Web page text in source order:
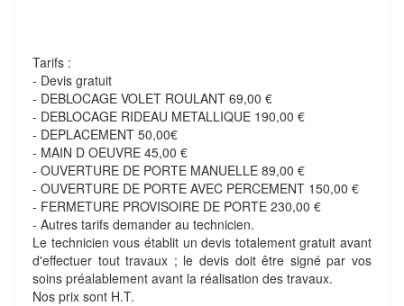
Tarifs :
- Devis gratuit
- DEBLOCAGE VOLET ROULANT 69,00 €
- DEBLOCAGE RIDEAU METALLIQUE 190,00 €
- DEPLACEMENT 50,00€
- MAIN D OEUVRE 45,00 €
- OUVERTURE DE PORTE MANUELLE 89,00 €
- OUVERTURE DE PORTE AVEC PERCEMENT 150,00 €
- FERMETURE PROVISOIRE DE PORTE 230,00 €
- Autres tarifs demander au technicien.
Le technicien vous établit un devis totalement gratuit avant
d'effectuer tout travaux ; le devis doit être signé par vos
soins préalablement avant la réalisation des travaux.
Nos prix sont H.T.